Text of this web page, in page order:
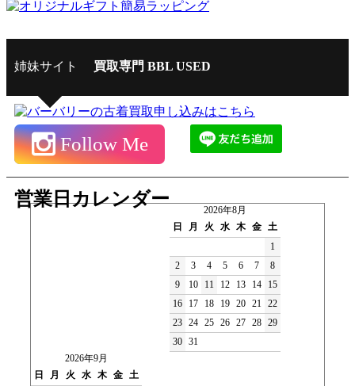
姉妹サイト 買取専門 BBL USED
Follow Me
営業日カレンダー
2026年8月
日
月 火 水 木 金 土
1
2
3 4 5 6 7
8
9
10 11 12 13 14
15
16
17 18 19 20 21 22
23 24 25 26 27 28 29
30 31
2026年9月
日
月 火 水 木 金 土